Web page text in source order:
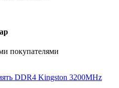
покупателями